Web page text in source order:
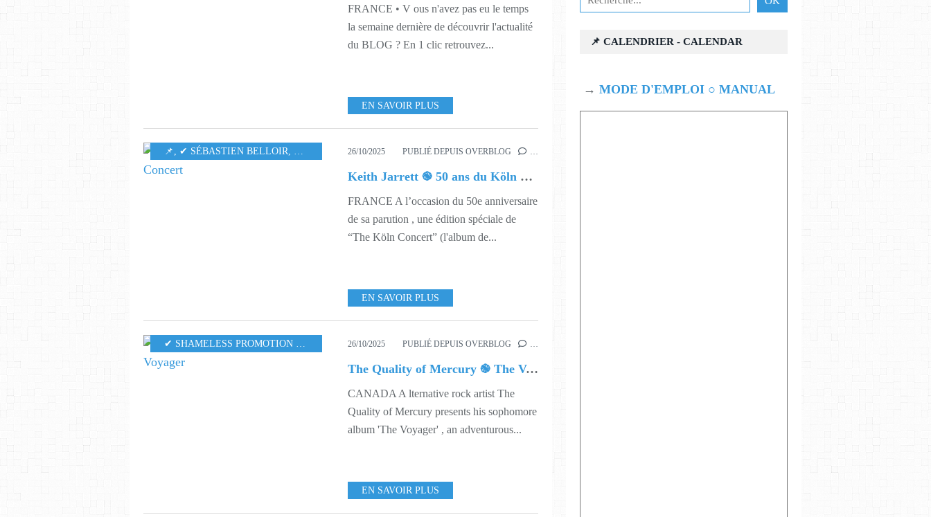
FRANCE • V ous n'avez pas eu le temps
la semaine dernière de découvrir l'actualité
du BLOG ? En 1 clic retrouvez...
EN SAVOIR PLUS
​​​​​​​📌 , ✔ SÉBASTIEN BELLOIR, MUSIQUE 544,550
26/10/2025 PUBLIÉ DEPUIS OVERBLOG …
Keith Jarrett ֎ 50 ans du Köln Concert
FRANCE A l’occasion du 50e anniversaire
de sa parution , une édition spéciale de
“The Köln Concert” (l'album de...
EN SAVOIR PLUS
✔ SHAMELESS PROMOTION PR MUSIQUE,543
26/10/2025 PUBLIÉ DEPUIS OVERBLOG …
The Quality of Mercury ֎ The Voyager
CANADA A lternative rock artist The
Quality of Mercury presents his sophomore
album 'The Voyager' , an adventurous...
EN SAVOIR PLUS
📌 CALENDRIER - CALENDAR
→ MODE D'EMPLOI ○ MANUAL